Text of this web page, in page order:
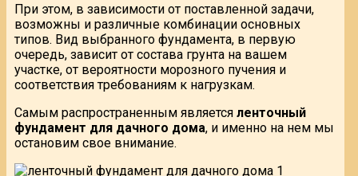
При этом, в зависимости от поставленной задачи,
возможны и различные комбинации основных
типов. Вид выбранного фундамента, в первую
очередь, зависит от состава грунта на вашем
участке, от вероятности морозного пучения и
соответствия требованиям к нагрузкам.
Самым распространенным является ленточный
фундамент для дачного дома, и именно на нем мы
остановим свое внимание.